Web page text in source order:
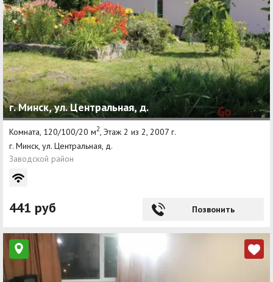
г. Минск, ул. Центральная, д.
Комната, 120/100/20 м2 , Этаж 2 из 2, 2007 г.
г. Минск, ул. Центральная, д.
Заводской район
441 руб Позвонить